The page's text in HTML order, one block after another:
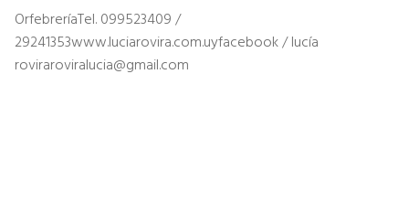
OrfebreríaTel. 099523409 /
29241353www.luciarovira.com.uyfacebook / lucía
roviraroviralucia@gmail.com